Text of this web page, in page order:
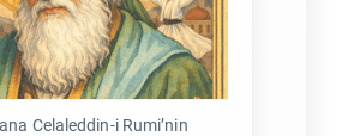
Celaleddin-i Rumi’nin